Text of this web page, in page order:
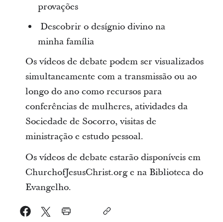
provações
Descobrir o desígnio divino na
minha família
Os vídeos de debate podem ser visualizados
simultaneamente com a transmissão ou ao
longo do ano como recursos para
conferências de mulheres, atividades da
Sociedade de Socorro, visitas de
ministração e estudo pessoal.
Os vídeos de debate estarão disponíveis em
ChurchofJesusChrist.org e na Biblioteca do
Evangelho.